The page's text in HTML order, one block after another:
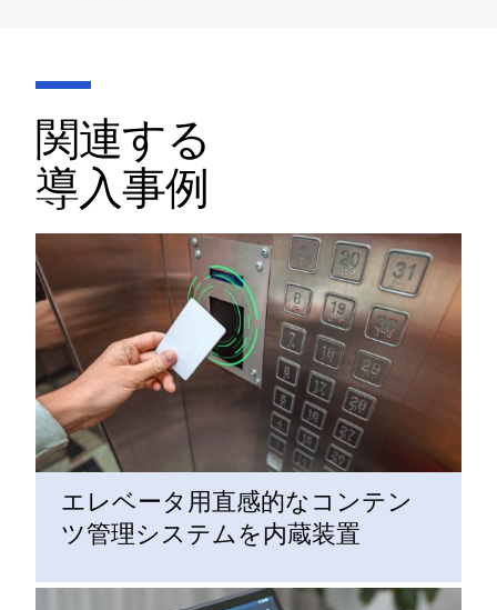
関連する
導入事例
エレベータ用直感的なコンテン
ツ管理システムを内蔵装置